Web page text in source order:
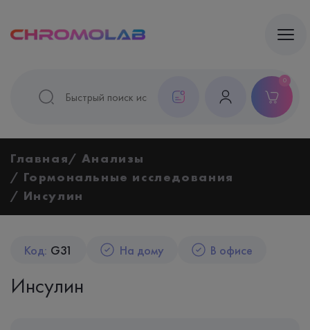
0
Главная
Анализы
Гормональные исследования
Инсулин
Код: G31 На дому В офисе
Инсулин